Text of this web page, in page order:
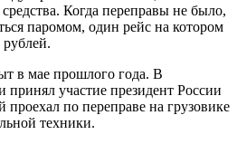
Когда переправы не было,
паромом, один рейс на котором
в мае прошлого года. В
участие президент России
по переправе на грузовике
техники.